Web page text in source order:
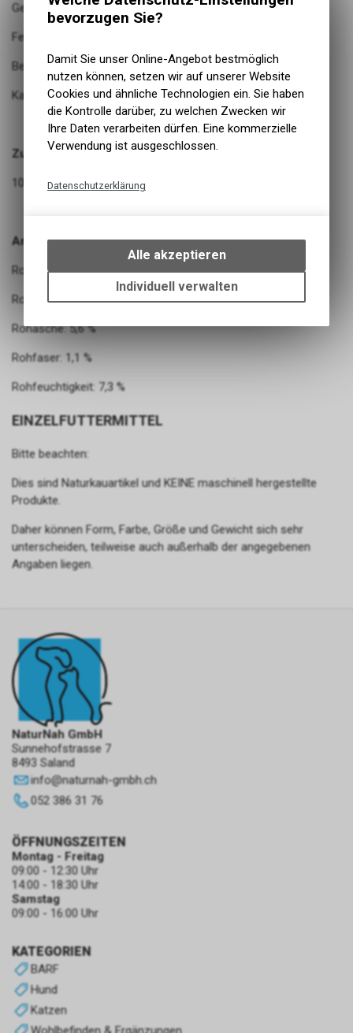
Geruch: wenig-mittel
Fettgehalt: mittel
Beschaffenheit: mittel-hart
Kauspaß: mittel
Zusammensetzung:
100% Lamm, getrocknet
Analytische Bestandteile:
Rohprotein: 78,2 %
Rohfett: 8,8 %
Rohasche: 5,6 %
Rohfaser: 1,1 %
Rohfeuchtigkeit: 7,3 %
EINZELFUTTERMITTEL
Bitte beachten:
Dies sind Naturkauartikel und KEINE maschinell hergestellte
Produkte.
Daher können Form, Farbe, Größe und Gewicht sich sehr
unterscheiden, teilweise auch außerhalb der angegebenen
Angaben liegen.
NaturNah GmbH
Sunnehofstrasse 7
8493 Saland
info@naturnah-gmbh.ch
052 386 31 76
KATEGORIEN
BARF
Hund
Katzen
ÖFFNUNGSZEITEN
Montag - Freitag
09:00 - 12:30 Uhr
14:00 - 18:30 Uhr
Samstag
09:00 - 16:00 Uhr
bevorzugen Sie?
Damit Sie unser Online-Angebot bestmöglich
nutzen können, setzen wir auf unserer Website
Cookies und ähnliche Technologien ein. Sie haben
die Kontrolle darüber, zu welchen Zwecken wir
Ihre Daten verarbeiten dürfen. Eine kommerzielle
Verwendung ist ausgeschlossen.
Datenschutzerklärung
bestimmte Interaktionen und
Einstellungen auf Ihrem Gerät,
um die grundlegenden
Funktionen unseres Online-
zulassen.
Alle akzeptieren
Individuell verwalten